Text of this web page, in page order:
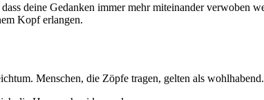
deine Gedanken immer mehr miteinander verwoben
Kopf erlangen.
Menschen, die Zöpfe tragen, gelten als wohlhabend.